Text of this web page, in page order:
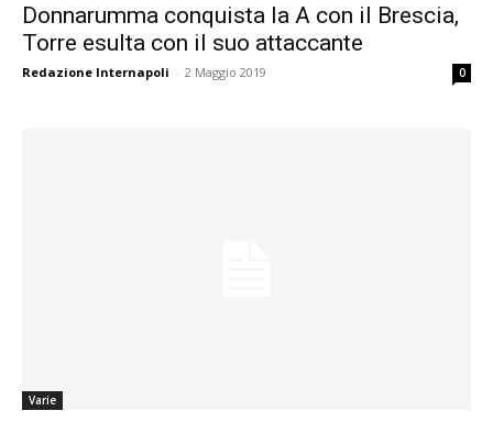
Donnarumma conquista la A con il Brescia,
Torre esulta con il suo attaccante
Redazione Internapoli - 2 Maggio 2019 0
Varie